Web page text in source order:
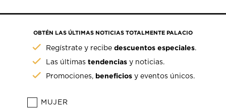
OBTÉN LAS ÚLTIMAS NOTICIAS TOTALMENTE PALACIO
Regístrate y recibedescuentos especiales.
Las últimastendencias y noticias.
Promociones, beneficios y eventos únicos.
MUJER